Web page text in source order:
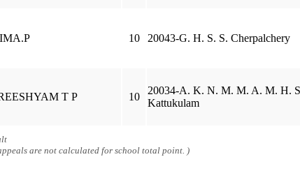
10 20043-G. H. S. S. Cherpalchery
T P 10
20034-A. K. N. M. M. A. M. H.
Kattukulam
are not calculated for school total point. )